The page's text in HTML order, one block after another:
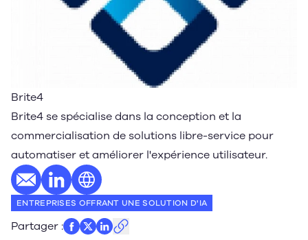
Brite4
Brite4 se spécialise dans la conception et la
commercialisation de solutions libre-service pour
automatiser et améliorer l'expérience utilisateur.
E-mailProfil LinkedIn
Site web
ENTREPRISES OFFRANT UNE SOLUTION D'IA
Partager :